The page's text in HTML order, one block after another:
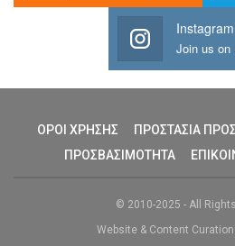
Instagram
Join us on
ΟΡΟΙ ΧΡΗΣΗΣ
ΠΡΟΣΤΑΣΙΑ
ΠΡΟΣΒΑΣΙΜΟΤΗΤΑ
© 2010-2025 - All
Website & Content